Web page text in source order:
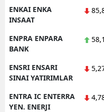
ENKAI ENKA
INSAAT
ENPRA ENPARA
BANK
ENSRI ENSARI
SINAI YATIRIMLAR
ENTRA IC ENTERRA
YEN. ENERJI